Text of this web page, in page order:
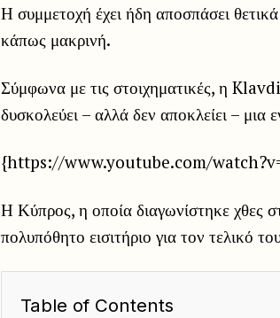
Η συμμετοχή έχει ήδη αποσπάσει
κάπως μακρινή.
Σύμφωνα με τις στοιχηματικές, η
δυσκολεύει – αλλά δεν αποκλείει – μια
{https://www.youtube.com/
Η Κύπρος, η οποία διαγωνίστηκε χθες
πολυπόθητο εισιτήριο για τον τελικό
Table of Contents